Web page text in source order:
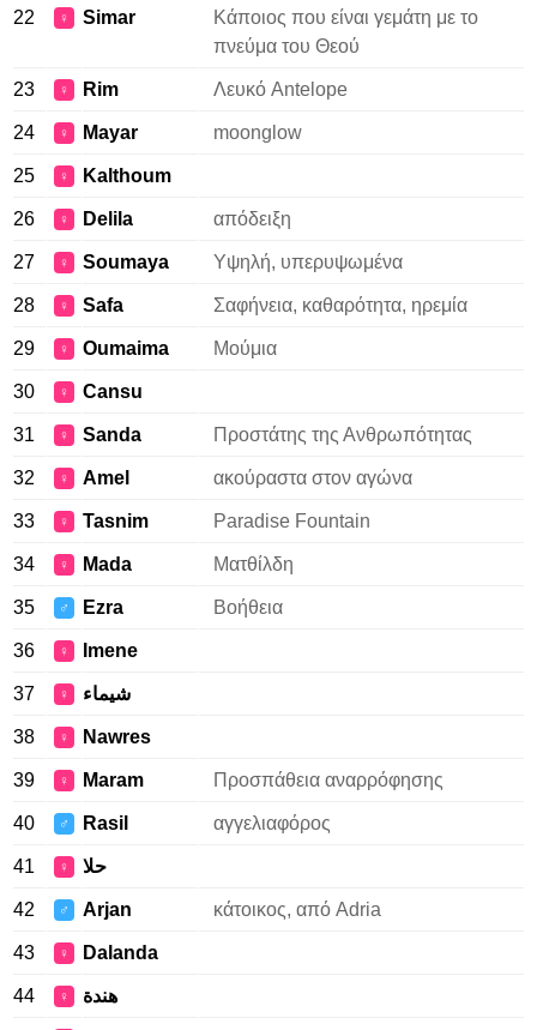
22 ♀ Simar
Κάποιος που είναι γεμάτη με το
πνεύμα του Θεού
23 ♀ Rim Λευκό Antelope
24 ♀ Mayar moonglow
25 ♀ Kalthoum
26 ♀ Delila απόδειξη
27 ♀ Soumaya Υψηλή, υπερυψωμένα
28 ♀ Safa Σαφήνεια, καθαρότητα, ηρεμία
29 ♀ Oumaima Μούμια
30 ♀ Cansu
31 ♀ Sanda Προστάτης της Ανθρωπότητας
32 ♀ Amel ακούραστα στον αγώνα
33 ♀ Tasnim Paradise Fountain
34 ♀ Mada Ματθίλδη
35 ♂ Ezra Βοήθεια
36 ♀ Imene
37 ♀ شيماء
38 ♀ Nawres
39 ♀ Maram Προσπάθεια αναρρόφησης
40 ♂ Rasil αγγελιαφόρος
41 ♀ حلا
42 ♂ Arjan κάτοικος, από Adria
43 ♀ Dalanda
44 ♀ هندة